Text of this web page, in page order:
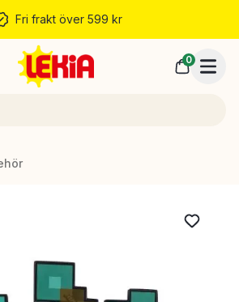
Fri frakt över 599 kr
0